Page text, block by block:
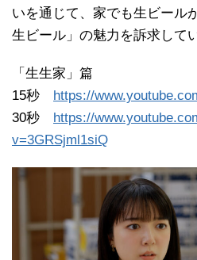
いを通じて、家でも生ビール
生ビール」の魅力を訴求して
「生生家」篇
15秒
https://
30秒
https://
v=3GRSjml1siQ